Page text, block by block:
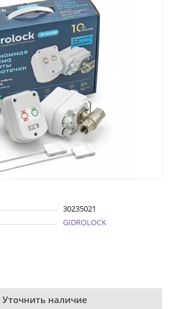
30235021
GIDROLOCK
Уточнить наличие